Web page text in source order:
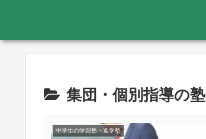
集団・個別指導の塾
中学生の学習塾・進学塾